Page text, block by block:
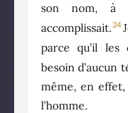
son nom, à
accomplissait.24
parce qu’il les
besoin d’aucun
même, en effet,
l’homme.